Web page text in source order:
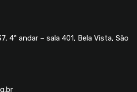
4º andar – sala 401, Bela Vista, São